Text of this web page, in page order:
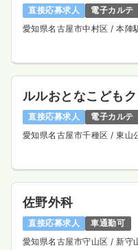
直接応募求人 電子カルテ
愛知県名古屋市中村区 / 本陣
ルルおとなこども
直接応募求人
電子カルテ
愛知県名古屋市千種区 / 東山
佐野外科
直接応募求人
車通勤可
愛知県名古屋市守山区 / 新守